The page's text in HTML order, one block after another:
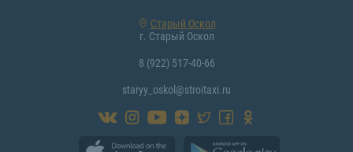
Старый Оскол
г. Старый Оскол
8 (922) 517-40-66
staryy_oskol@stroitaxi.ru